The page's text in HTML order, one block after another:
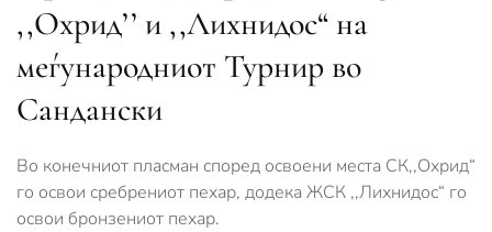
,,Охрид’’ и ,,Лихнидос“ на
меѓународниот Турнир во
Сандански
Во конечниот пласман според освоени места СК,,Охрид“
го освои сребрениот пехар, додека ЖСК ,,Лихнидос“ го
освои бронзениот пехар.